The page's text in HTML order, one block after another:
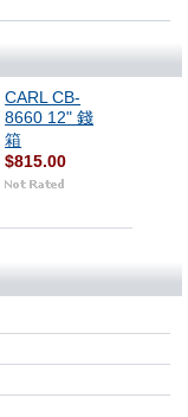
CARL CB-
8660 12" 錢
箱
$815.00